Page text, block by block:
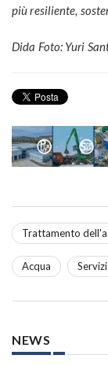
più resiliente,
Dida Foto: Yuri
Trattamento
Acqua
NEWS